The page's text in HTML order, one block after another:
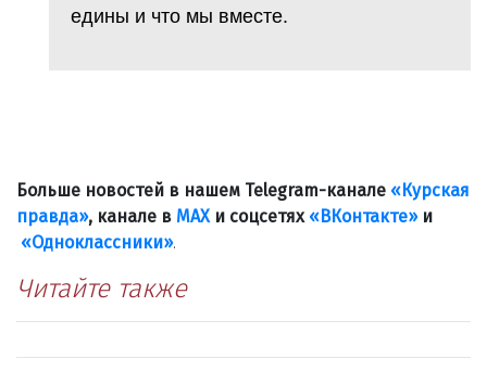
едины и что мы вместе.
Больше новостей в нашем Telegram-канале «Курская
правда», канале в МАХ и соцсетях «ВКонтакте»и
«Одноклассники».
Читайте также